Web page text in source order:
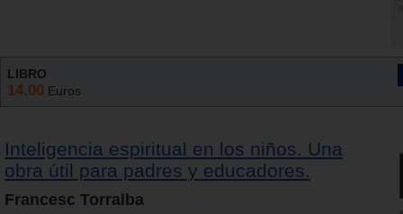
LIBRO
14.00 Euros
Inteligencia espiritual en los niños. Una
obra útil para padres y educadores.
Francesc Torralba